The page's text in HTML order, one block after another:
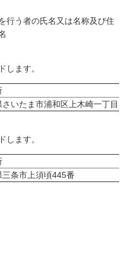
う者の氏名又は名称及び住
します。
さいたま市浦和区上木崎一丁目
します。
三条市上須頃445番